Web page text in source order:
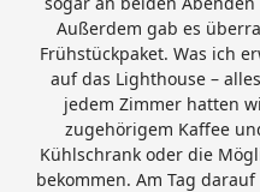
Außerdem gab es
Frühstückpaket. Was ich
auf das Lighthouse –
jedem Zimmer hatten
zugehörigem Kaffee
Kühlschrank oder die
bekommen. Am Tag